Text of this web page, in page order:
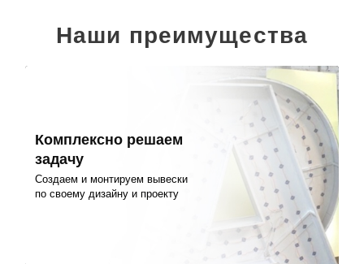
Наши преимущества
Комплексно решаем
задачу
Создаем и монтируем вывески
по своему дизайну и проекту